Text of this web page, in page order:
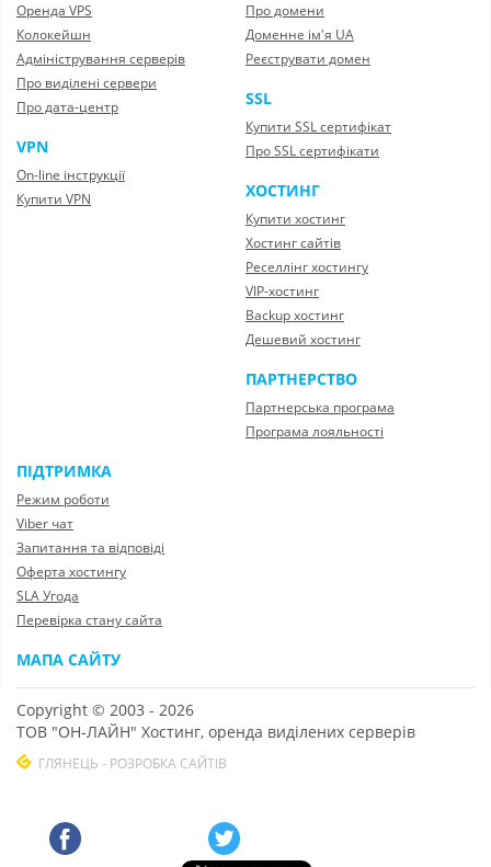
Оренда VPS
Колокейшн
Адміністрування серверів
Про виділені сервери
Про дата-центр
VPN
On-line інструкції
Купити VPN
Про домени
Доменне ім'я UA
Реєструвати домен
SSL
Купити SSL сертифікат
Про SSL сертифікати
ХОСТИНГ
Купити хостинг
Хостинг сайтів
Реселлінг хостингу
VIP-хостинг
Backup хостинг
Дешевий хостинг
ПАРТНЕРСТВО
Партнерська програма
Програма лояльності
ПІДТРИМКА
Режим роботи
Viber чат
Запитання та відповіді
Оферта хостингу
SLA Угода
Перевірка стану сайта
МАПА САЙТУ
Copyright © 2003 - 2026
ТОВ "ОН-ЛАЙН" Хостинг, оренда виділених серверів
ГЛЯНЕЦЬ - РОЗРОБКА САЙТІВ